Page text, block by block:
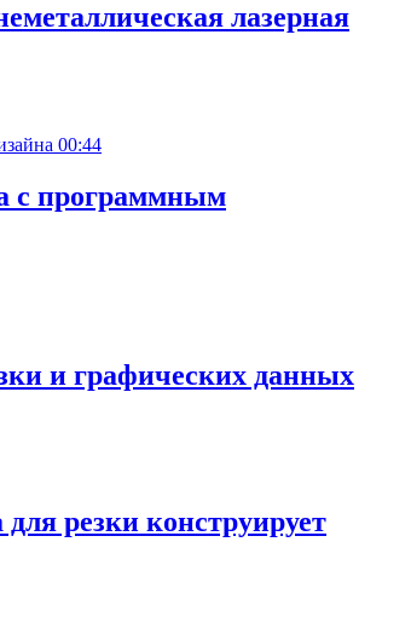
лазерная
00:44
с программным
и графических данных
резки конструирует